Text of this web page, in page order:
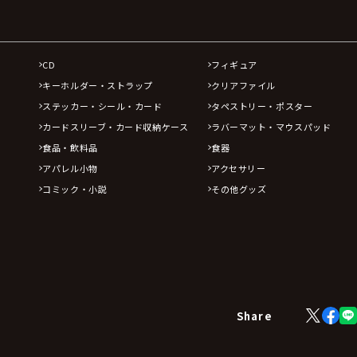
CD
フィギュア
キーホルダー・ストラップ
クリアファイル
ステッカー・シール・カード
タペストリー・ポスター
カードスリーブ・カード収納ケース
ラバーマット・マウスパッド
食品・飲料品
食器
アパレル小物
アクセサリー
コミック・小説
その他グッズ
Share
X
(Twitter)